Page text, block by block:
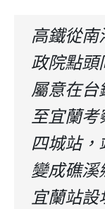
高鐵從南
政院點頭
屬意在台
至宜蘭考
四城站，
變成礁溪
宜蘭站設